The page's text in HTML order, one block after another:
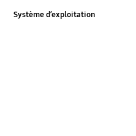
Système d’exploitation